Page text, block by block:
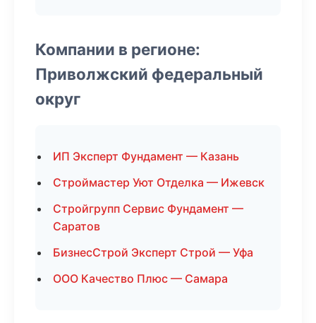
Компании в регионе:
Приволжский федеральный
округ
ИП Эксперт Фундамент — Казань
Строймастер Уют Отделка — Ижевск
Стройгрупп Сервис Фундамент —
Саратов
БизнесСтрой Эксперт Строй — Уфа
ООО Качество Плюс — Самара